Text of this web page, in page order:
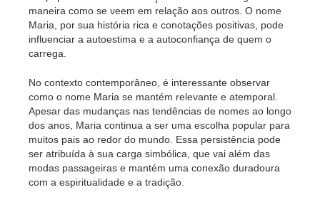
maneira como se veem em relação aos outros. O nome
Maria, por sua história rica e conotações positivas, pode
influenciar a autoestima e a autoconfiança de quem o
carrega.
No contexto contemporâneo, é interessante observar
como o nome Maria se mantém relevante e atemporal.
Apesar das mudanças nas tendências de nomes ao longo
dos anos, Maria continua a ser uma escolha popular para
muitos pais ao redor do mundo. Essa persistência pode
ser atribuída à sua carga simbólica, que vai além das
modas passageiras e mantém uma conexão duradoura
com a espiritualidade e a tradição.